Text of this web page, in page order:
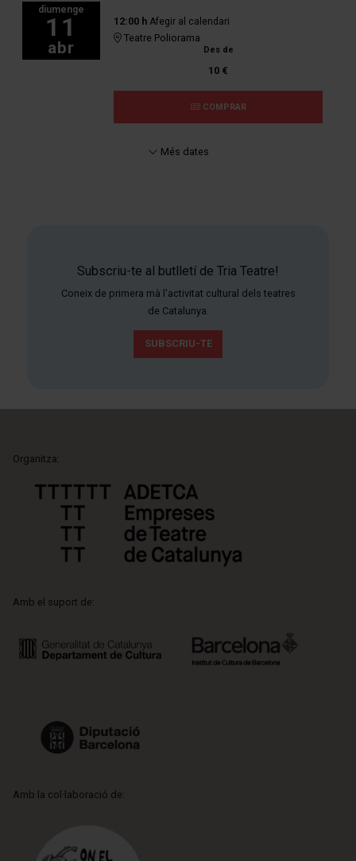
diumenge
11
abr
12:00 h Afegir al calendari
Teatre Poliorama
Des de
10 €
COMPRAR
Més dates
Subscriu-te al butlletí de Tria Teatre!
Coneix de primera mà l'activitat cultural dels teatres
de Catalunya.
SUBSCRIU-TE
Organitza:
Amb el suport de:
Amb la col·laboració de: